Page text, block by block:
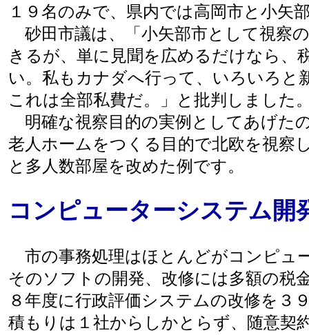
１９名のみで、県内では高岡市と小矢
砂田市議は、「小矢部市として視察
きるが、単に見聞を広めるだけなら、
い。私もカナダへ行って、いろいろと
これは全部私費だ。」と批判しました
明確な視察目的の実例としてあげた
老人ホームをつくる目的で北欧を視察
と多人数部屋を改めた例です。
コンピューターシステム開
市の事務処理はほとんどがコンピュ
そのソフトの開発、改修には多額の税
８年度に行政評価システムの改修を３
積もりは１社からしかとらず、随意契